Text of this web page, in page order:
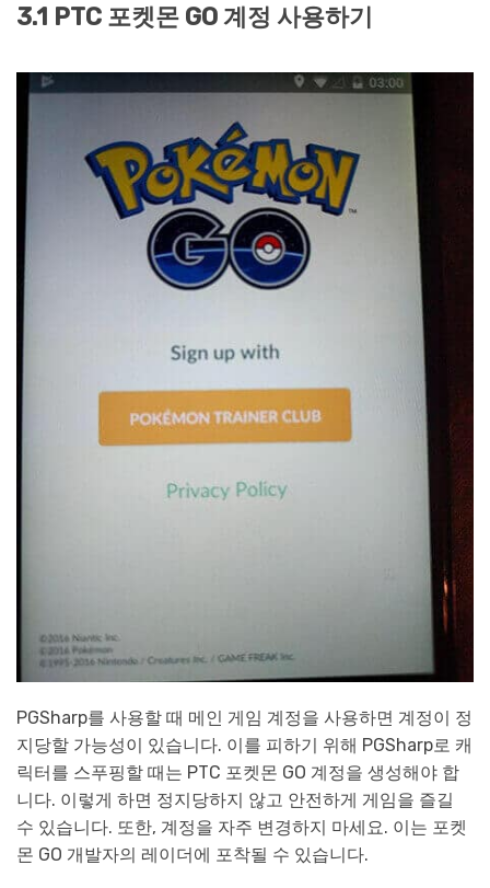
3.1 PTC 포켓몬 GO 계정 사용하기
PGSharp를 사용할 때 메인 게임 계정을 사용하면 계정이 정
지당할 가능성이 있습니다. 이를 피하기 위해 PGSharp로 캐
릭터를 스푸핑할 때는 PTC 포켓몬 GO 계정을 생성해야 합
니다. 이렇게 하면 정지당하지 않고 안전하게 게임을 즐길
수 있습니다. 또한, 계정을 자주 변경하지 마세요. 이는 포켓
몬 GO 개발자의 레이더에 포착될 수 있습니다.